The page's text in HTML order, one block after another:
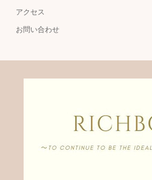
アクセス
お問い合わせ